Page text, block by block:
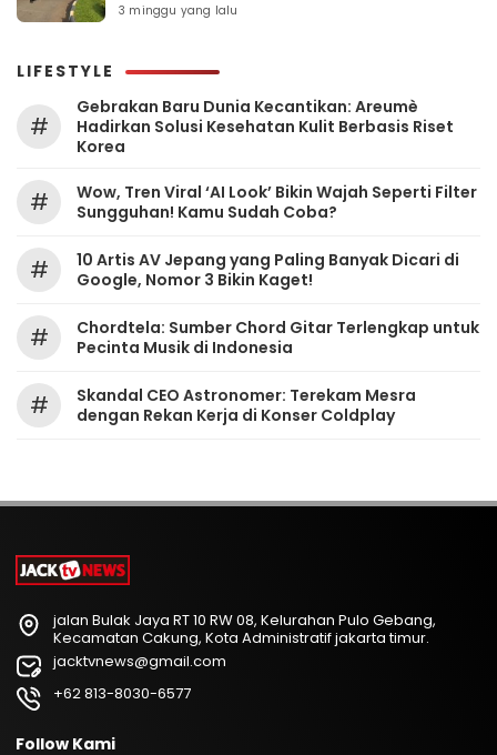
3 minggu yang lalu
LIFESTYLE
#
Gebrakan Baru Dunia Kecantikan: Areumè
Hadirkan Solusi Kesehatan Kulit Berbasis Riset
Korea
#
Wow, Tren Viral ‘AI Look’ Bikin Wajah Seperti Filter
Sungguhan! Kamu Sudah Coba?
#
10 Artis AV Jepang yang Paling Banyak Dicari di
Google, Nomor 3 Bikin Kaget!
#
Chordtela: Sumber Chord Gitar Terlengkap untuk
Pecinta Musik di Indonesia
#
Skandal CEO Astronomer: Terekam Mesra
dengan Rekan Kerja di Konser Coldplay
jalan Bulak Jaya RT 10 RW 08, Kelurahan Pulo Gebang,
Kecamatan Cakung, Kota Administratif jakarta timur.
jacktvnews@gmail.com
+62 813-8030-6577
Follow Kami